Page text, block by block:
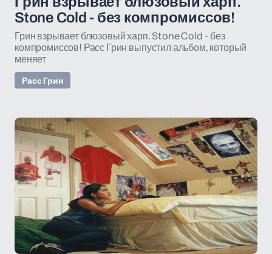
Stone Cold - без компромиссов!
Грин взрывает блюзовый харп. Stone Cold - без
компромиссов! Расс Грин выпустил альбом, который
меняет
Расс Грин